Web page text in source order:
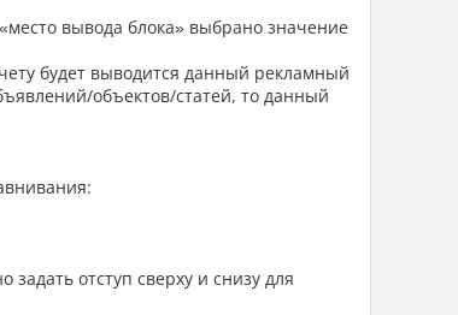
вывода блока» выбрано значение
будет выводится данный рекламный
объектов/статей, то данный
отступ сверху и снизу для